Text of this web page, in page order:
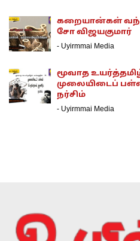
கறையான்கள்
சோ விஜயகுமார்
- Uyirmmai Media
மூவாத
முலையிடைப்
நர்சிம்
- Uyirmmai Media